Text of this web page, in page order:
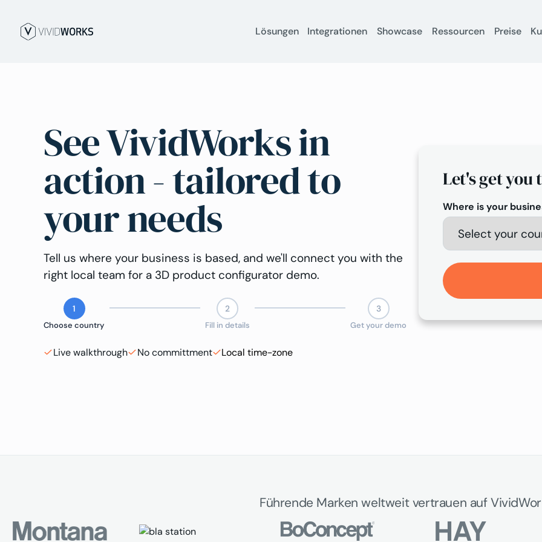
Lösungen Integrationen Showcase Ressourcen Preise
See VividWorks in
action - tailored to
your needs
Tell us where your business is based, and we'll connect you with the
right local team for a 3D product configurator demo.
1
Choose country
2
Fill in details
3
Get your demo
Live walkthrough No committment Local time-zone
Let's get you
Where is your
Führende Marken weltweit vertrauen auf